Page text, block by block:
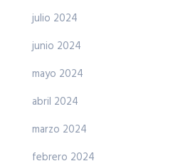
julio 2024
junio 2024
mayo 2024
abril 2024
marzo 2024
febrero 2024